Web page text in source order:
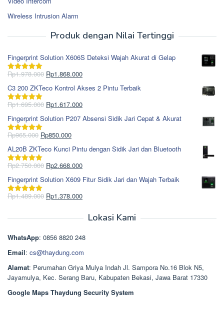
Wireless Intrusion Alarm
Produk dengan Nilai Tertinggi
Fingerprint Solution X606S Deteksi Wajah Akurat di Gelap
Dinilai5.00
Rp1.978.000 Harga
aslinya
adalah:
Rp1.978.000.
Rp1.868.000Harga
saat
ini
adalah:
C3 200 ZKTeco Kontrol Akses 2 Pintu Terbaik
Dinilai5.00
Rp1.695.000 Harga
aslinya
adalah:
Rp1.695.000.
Rp1.617.000Harga
saat
ini
Fingerprint Solution P207 Absensi Sidik Jari Cepat & Akurat
Dinilai5.00
Rp965.000 Harga
aslinya
adalah:
Rp965.000.
Rp850.000Harga
saat
ini
adalah:
AL20B ZKTeco Kunci Pintu dengan Sidik Jari dan Bluetooth
Dinilai5.00
Rp2.750.000 Harga
aslinya
adalah:
Rp2.750.000.
Rp2.668.000Harga
saat
ini
adalah:
Fingerprint Solution X609 Fitur Sidik Jari dan Wajah Terbaik
Dinilai5.00
Rp1.489.000 Harga
Rp1.378.000Harga
Rp1.378.000.
Lokasi Kami
WhatsApp: 0856 8820 248
Email: cs@thaydung.com
Alamat: Perumahan Griya Mulya Indah Jl. Sampora No.16 Blok N5,
Jayamulya, Kec. Serang Baru, Kabupaten Bekasi, Jawa Barat 17330
Google Maps Thaydung Security System